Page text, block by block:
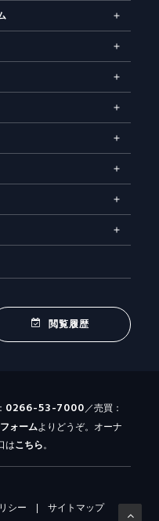
閲覧履歴
0266-53-7000／売買：
フォームよりどうぞ。オーナ
はこちら。
シー サイトマップ